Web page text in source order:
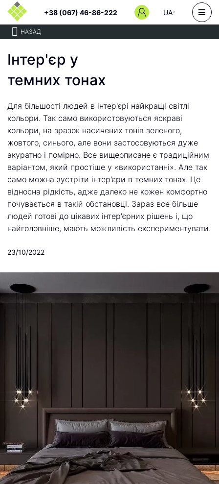
+38 (067) 46-86-222 UA
НАЗАД
Інтер'єр у
темних тонах
Для більшості людей в інтер'єрі найкращі світлі
кольори. Так само використовуються яскраві
кольори, на зразок насичених тонів зеленого,
жовтого, синього, але вони застосовуються дуже
акуратно і помірно. Все вищеописане є традиційним
варіантом, який простіше у «використанні». Але так
само можна зустріти інтер'єри в темних тонах. Це
відносна рідкість, адже далеко не кожен комфортно
почувається в такій обстановці. Зараз все більше
людей готові до цікавих інтер'єрних рішень і, що
найголовніше, мають можливість експериментувати.
23/10/2022